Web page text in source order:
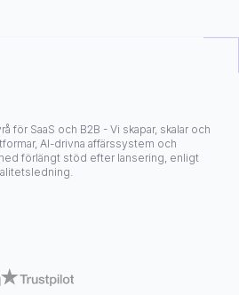
för SaaS och B2B - Vi skapar, skalar och
AI-drivna affärssystem och
förlängt stöd efter lansering, enligt